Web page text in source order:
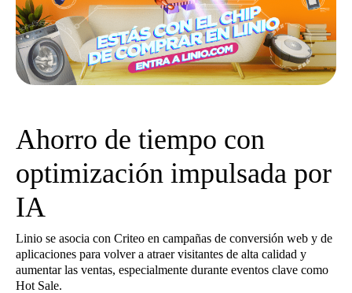
Ahorro de tiempo con
optimización impulsada por
IA
Linio se asocia con Criteo en campañas de conversión web y de
aplicaciones para volver a atraer visitantes de alta calidad y
aumentar las ventas, especialmente durante eventos clave como
Hot Sale.